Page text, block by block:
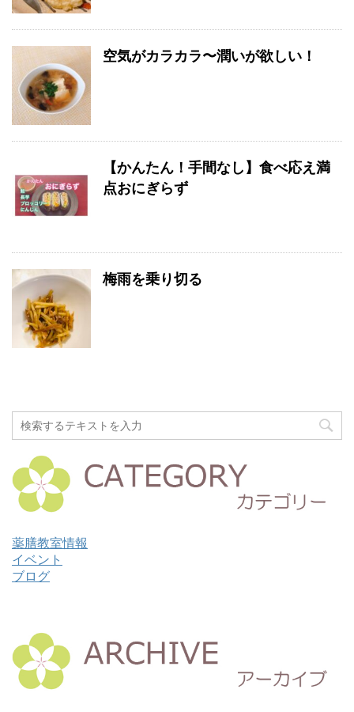
空気がカラカラ〜潤いが欲しい！
【かんたん！手間なし】食べ応え満
点おにぎらず
梅雨を乗り切る
薬膳教室情報
イベント
ブログ